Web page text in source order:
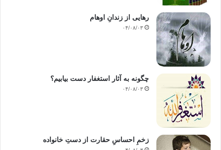
رهایی از زندانِ اوهام
۰۴/۰۸/۰۳
چگونه به آثار استغفار دست بیابیم؟
۰۴/۰۸/۰۳
زخمِ احساسِ حقارت از دستِ خانواده